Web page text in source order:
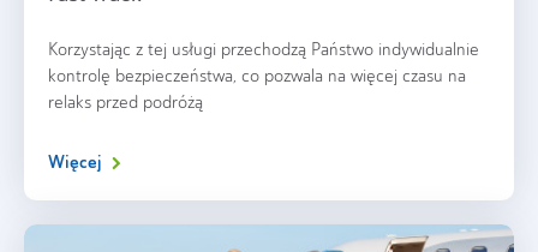
Korzystając z tej usługi przechodzą Państwo indywidualnie
kontrolę bezpieczeństwa, co pozwala na więcej czasu na
relaks przed podróżą
Więcej